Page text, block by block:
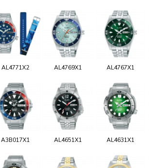
AL4771X2 AL4769X1 AL4767X1
A3B017X1 AL4651X1 AL4631X1